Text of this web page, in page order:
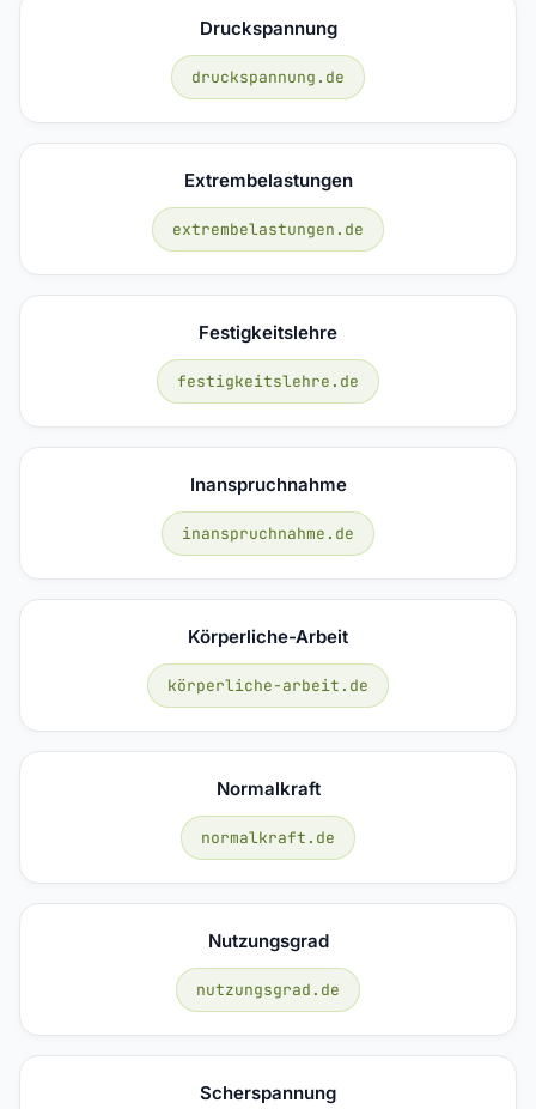
Druckspannung
druckspannung.de
Extrembelastungen
extrembelastungen.de
Festigkeitslehre
festigkeitslehre.de
Inanspruchnahme
inanspruchnahme.de
Körperliche-Arbeit
körperliche-arbeit.de
Normalkraft
normalkraft.de
Nutzungsgrad
nutzungsgrad.de
Scherspannung